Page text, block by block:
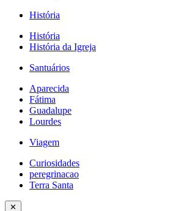
História
História
História da Igreja
Santuários
Aparecida
Fátima
Guadalupe
Lourdes
Viagem
Curiosidades
peregrinacao
Terra Santa
✕